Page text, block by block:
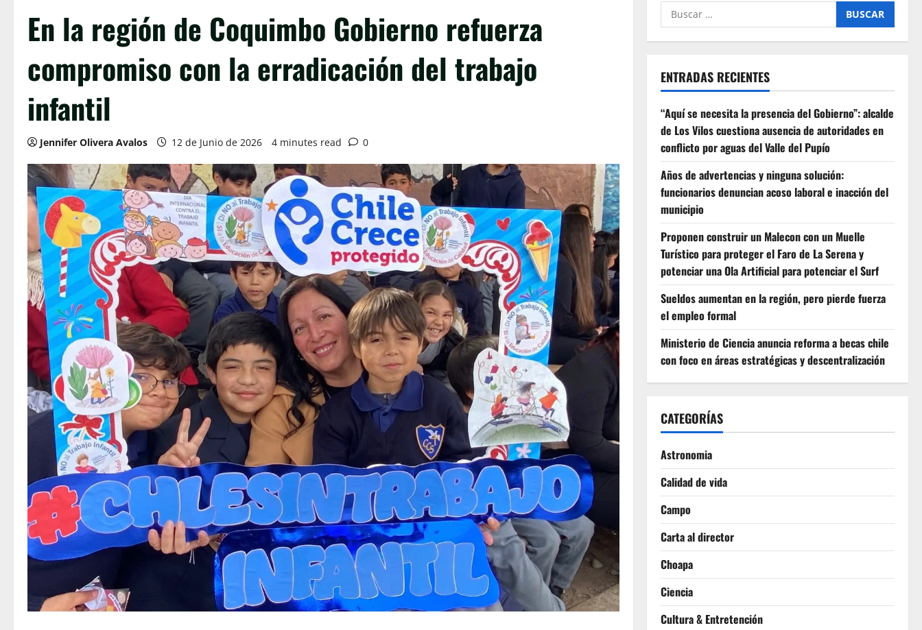
En la región de Coquimbo Gobierno refuerza
compromiso con la erradicación del trabajo
infantil
Jennifer Olivera Avalos 12 de Junio de 2026 4 minutes read 0
Buscar
por:
ENTRADAS RECIENTES
“Aquí se necesita la presencia del Gobierno”: alcalde
de Los Vilos cuestiona ausencia de autoridades en
conflicto por aguas del Valle del Pupío
Años de advertencias y ninguna solución:
funcionarios denuncian acoso laboral e inacción del
municipio
Proponen construir un Malecon con un Muelle
Turístico para proteger el Faro de La Serena y
potenciar una Ola Artificial para potenciar el Surf
Sueldos aumentan en la región, pero pierde fuerza
el empleo formal
Ministerio de Ciencia anuncia reforma a becas chile
con foco en áreas estratégicas y descentralización
CATEGORÍAS
Astronomia
Calidad de vida
Campo
Carta al director
Choapa
Ciencia
Cultura & Entretención